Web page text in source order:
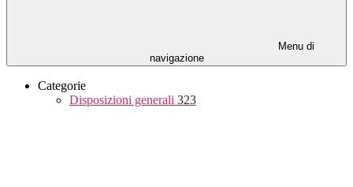
Menu di
navigazione
Categorie
Disposizioni generali 323